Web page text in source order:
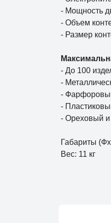
- Мощность
- Объем
- Размер
- До 100
-
-
-
- Ореховый и
Габариты
Вес: 11 кг